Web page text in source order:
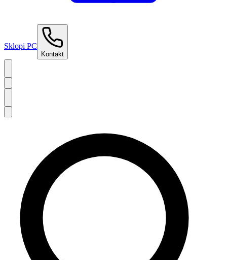
Sklopi PC
Kontakt